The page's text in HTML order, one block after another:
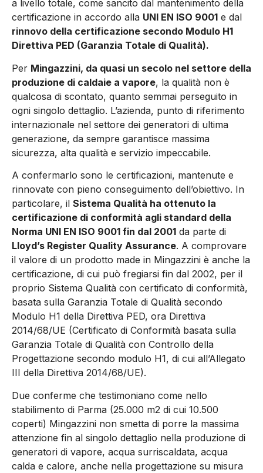
a livello totale, come sancito dal mantenimento della
certificazione in accordo alla UNI EN ISO 9001 e dal
rinnovo della certificazione secondo Modulo H1
Direttiva PED (Garanzia Totale di Qualità).
Per Mingazzini, da quasi un secolo nel settore della
produzione di caldaie a vapore, la qualità non è
qualcosa di scontato, quanto semmai perseguito in
ogni singolo dettaglio. L’azienda, punto di riferimento
internazionale nel settore dei generatori di ultima
generazione, da sempre garantisce massima
sicurezza, alta qualità e servizio impeccabile.
A confermarlo sono le certificazioni, mantenute e
rinnovate con pieno conseguimento dell’obiettivo. In
particolare, il Sistema Qualità ha ottenuto la
certificazione di conformità agli standard della
Norma UNI EN ISO 9001 fin dal 2001 da parte di
Lloyd’s Register Quality Assurance. A comprovare
il valore di un prodotto made in Mingazzini è anche la
certificazione, di cui può fregiarsi fin dal 2002, per il
proprio Sistema Qualità con certificato di conformità,
basata sulla Garanzia Totale di Qualità secondo
Modulo H1 della Direttiva PED, ora Direttiva
2014/68/UE (Certificato di Conformità basata sulla
Garanzia Totale di Qualità con Controllo della
Progettazione secondo modulo H1, di cui all’Allegato
III della Direttiva 2014/68/UE).
Due conferme che testimoniano come nello
stabilimento di Parma (25.000 m2 di cui 10.500
coperti) Mingazzini non smetta di porre la massima
attenzione fin al singolo dettaglio nella produzione di
generatori di vapore, acqua surriscaldata, acqua
calda e calore, anche nella progettazione su misura